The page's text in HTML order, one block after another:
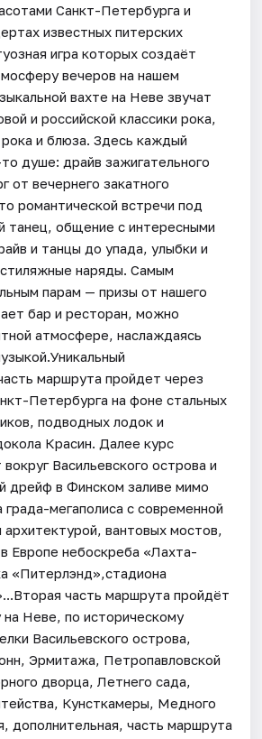
Санкт-Петербурга и
известных питерских
игра которых создаёт
вечеров на нашем
вахте на Неве звучат
и российской классики рока,
и блюза. Здесь каждый
душе: драйв зажигательного
от вечернего закатного
романтической встречи под
танец, общение с интересными
и танцы до упада, улыбки и
наряды. Самым
парам — призы от нашего
бар и ресторан, можно
атмосфере, наслаждаясь
маршрута пройдет через
Петербурга на фоне стальных
подводных лодок и
Красин. Далее курс
Васильевского острова и
дрейф в Финском заливе мимо
мегаполиса с современной
архитектурой, вантовых мостов,
Европе небоскреба «Лахта-
«Питерлэнд»,стадиона
часть маршрута пройдёт
на Неве, по историческому
Васильевского острова,
Эрмитажа, Петропавловской
дворца, Летнего сада,
Кунсткамеры, Медного
дополнительная, часть маршрута